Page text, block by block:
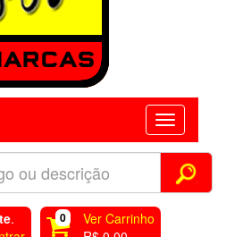
.
0
Ver Carrinho